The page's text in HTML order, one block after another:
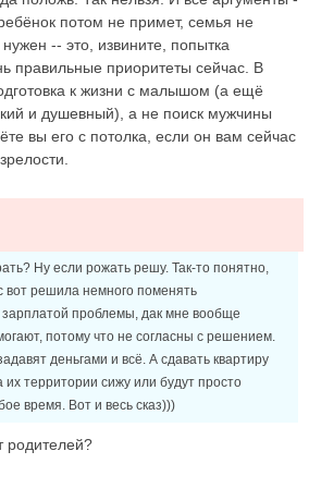
потом не примет, семья не
-- это, извините, попытка
правильные приоритеты сейчас. В
к жизни с малышом (а ещё
и душевный), а не поиск мужчины
вы его с потолка, если он вам сейчас
Ну если рожать решу. Так-то понятно,
вот решила немного поменять
зарплатой проблемы, дак мне вообще
потому что не согласны с решением.
деньгами и всё. А сдавать квартиру
их территории сижу или будут просто
время. Вот и весь сказ)))
родителей?